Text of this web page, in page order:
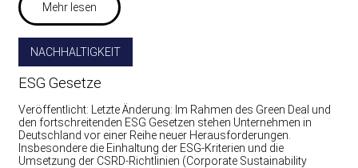
Mehr lesen
NACHHALTIGKEIT
ESG Gesetze
Veröffentlicht: Letzte Änderung: Im Rahmen des Green Deal und
den fortschreitenden ESG Gesetzen stehen Unternehmen in
Deutschland vor einer Reihe neuer Herausforderungen.
Insbesondere die Einhaltung der ESG-Kriterien und die
Umsetzung der CSRD-Richtlinien (Corporate Sustainability